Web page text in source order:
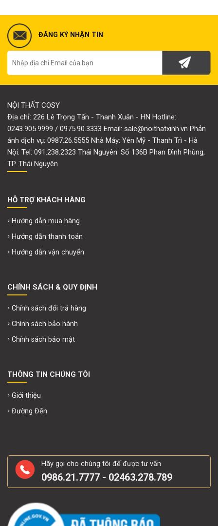
ĐĂNG KÝ NHẬN TIN
NỘI THẤT COSY
Địa chỉ: 226 Lê Trọng Tấn - Thanh Xuân - HN Hotline:
0243.905.9999 / 0975.90.3333 Email: sale@noithatxinh.vn Phản
ánh dịch vụ: 0987.26.5555 Nhà Máy: Yên Mỹ - Thanh Trì - Hà
Nội. Tel: 091.238.2323 Thái Nguyên: Số 136B Phan Đình Phùng,
TP. Thái Nguyên
HỖ TRỢ KHÁCH HÀNG
Hướng dẫn mua hàng
Hướng dẫn thanh toán
Hướng dẫn vận chuyển
CHÍNH SÁCH & QUY ĐỊNH
Chính sách đổi trả hàng
Chính sách bảo hành
Chính sách bảo mật
THÔNG TIN CHÚNG TÔI
Giới thiệu
Đường Đến
Hãy gọi cho chúng tôi để được tư vấn
0986.21.7777 - 02463.278.789